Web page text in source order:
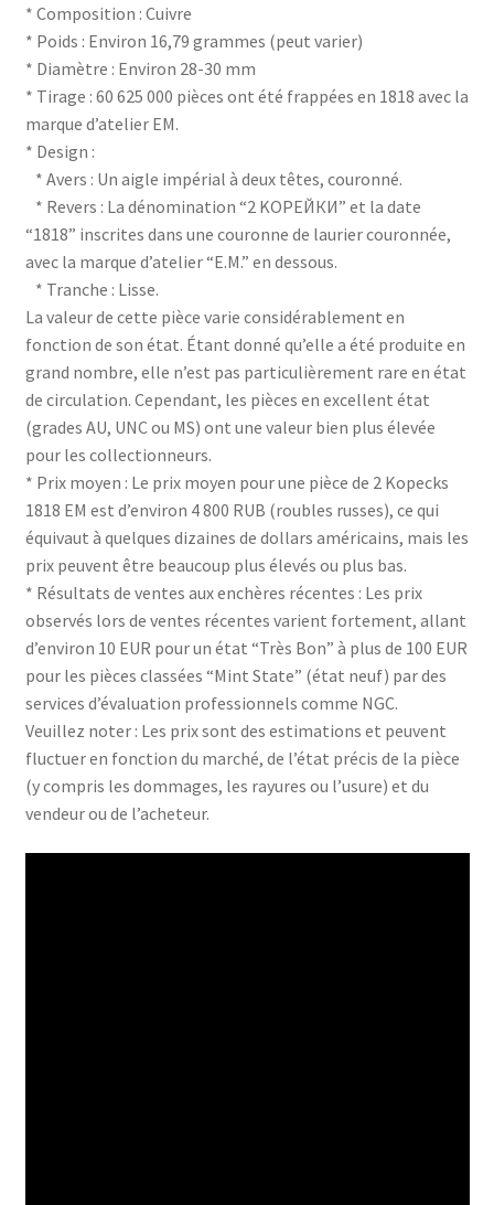
* Composition : Cuivre
* Poids : Environ 16,79 grammes (peut varier)
* Diamètre : Environ 28-30 mm
* Tirage : 60 625 000 pièces ont été frappées en 1818 avec la
marque d’atelier EM.
* Design :
* Avers : Un aigle impérial à deux têtes, couronné.
* Revers : La dénomination “2 KOPEЙКИ” et la date
“1818” inscrites dans une couronne de laurier couronnée,
avec la marque d’atelier “E.M.” en dessous.
* Tranche : Lisse.
La valeur de cette pièce varie considérablement en
fonction de son état. Étant donné qu’elle a été produite en
grand nombre, elle n’est pas particulièrement rare en état
de circulation. Cependant, les pièces en excellent état
(grades AU, UNC ou MS) ont une valeur bien plus élevée
pour les collectionneurs.
* Prix moyen : Le prix moyen pour une pièce de 2 Kopecks
1818 EM est d’environ 4 800 RUB (roubles russes), ce qui
équivaut à quelques dizaines de dollars américains, mais les
prix peuvent être beaucoup plus élevés ou plus bas.
* Résultats de ventes aux enchères récentes : Les prix
observés lors de ventes récentes varient fortement, allant
d’environ 10 EUR pour un état “Très Bon” à plus de 100 EUR
pour les pièces classées “Mint State” (état neuf) par des
services d’évaluation professionnels comme NGC.
Veuillez noter : Les prix sont des estimations et peuvent
fluctuer en fonction du marché, de l’état précis de la pièce
(y compris les dommages, les rayures ou l’usure) et du
vendeur ou de l’acheteur.